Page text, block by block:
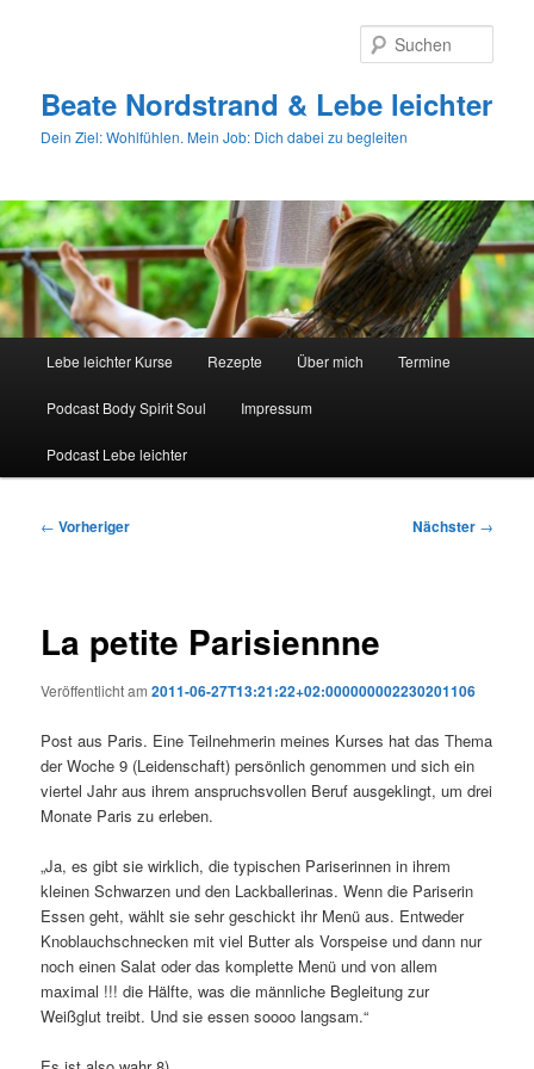
Beate Nordstrand & Lebe leichter
Dein Ziel: Wohlfühlen. Mein Job: Dich dabei zu begleiten
Lebe leichter Kurse Rezepte Über mich Termine
Podcast Body Spirit Soul Impressum
Podcast Lebe leichter
Beitragsnavigation
← Vorheriger Nächster →
La petite Parisiennne
Veröffentlicht am2011-06-27T13:21:22+02:000000002230201106
Post aus Paris. Eine Teilnehmerin meines Kurses hat das Thema
der Woche 9 (Leidenschaft) persönlich genommen und sich ein
viertel Jahr aus ihrem anspruchsvollen Beruf ausgeklingt, um drei
Monate Paris zu erleben.
„Ja, es gibt sie wirklich, die typischen Pariserinnen in ihrem
kleinen Schwarzen und den Lackballerinas. Wenn die Pariserin
Essen geht, wählt sie sehr geschickt ihr Menü aus. Entweder
Knoblauchschnecken mit viel Butter als Vorspeise und dann nur
noch einen Salat oder das komplette Menü und von allem
maximal !!! die Hälfte, was die männliche Begleitung zur
Weißglut treibt. Und sie essen soooo langsam.“